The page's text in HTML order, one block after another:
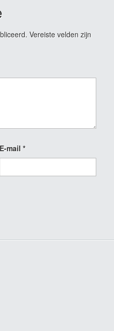
Vereiste velden zijn
E-mail *